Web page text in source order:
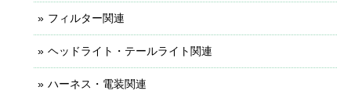
フィルター関連
ヘッドライト・テールライト関連
ハーネス・電装関連